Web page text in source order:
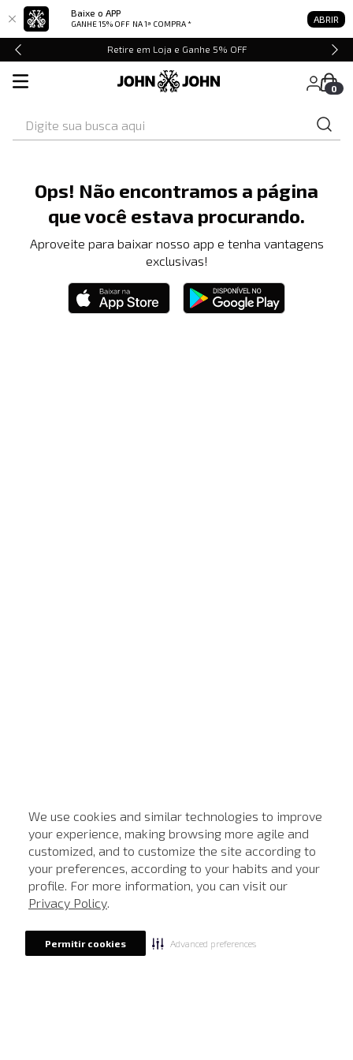
Baixe o APP
GANHE 15% OFF NA 1ª COMPRA * ABRIR
We use cookies and similar technologies to improve
your experience, making browsing more agile and
customized, and to customize the site according to
your preferences, according to your habits and your
profile. For more information, you can visit our
Privacy Policy.
Permitir cookies Advanced preferences
Retire em Loja e Ganhe 5% OFF
0
Ops! Não encontramos a página
que você estava procurando.
Aproveite para baixar nosso app e tenha vantagens
exclusivas!